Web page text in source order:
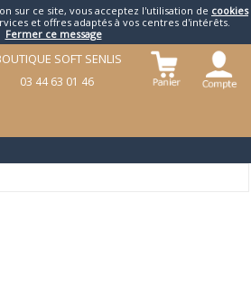
sur ce site, vous acceptez l'utilisation de cookies
et offres adaptés à vos centres d'intérêts.
Fermer ce message
SOFT SENLIS
03 44 63 01 46